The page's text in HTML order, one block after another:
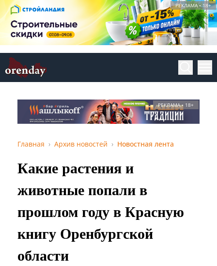
РЕКЛАМА • 18+
РЕКЛАМА • 18+
Главная Архив новостей Новостная лента
Какие растения и
животные попали в
прошлом году в Красную
книгу Оренбургской
области